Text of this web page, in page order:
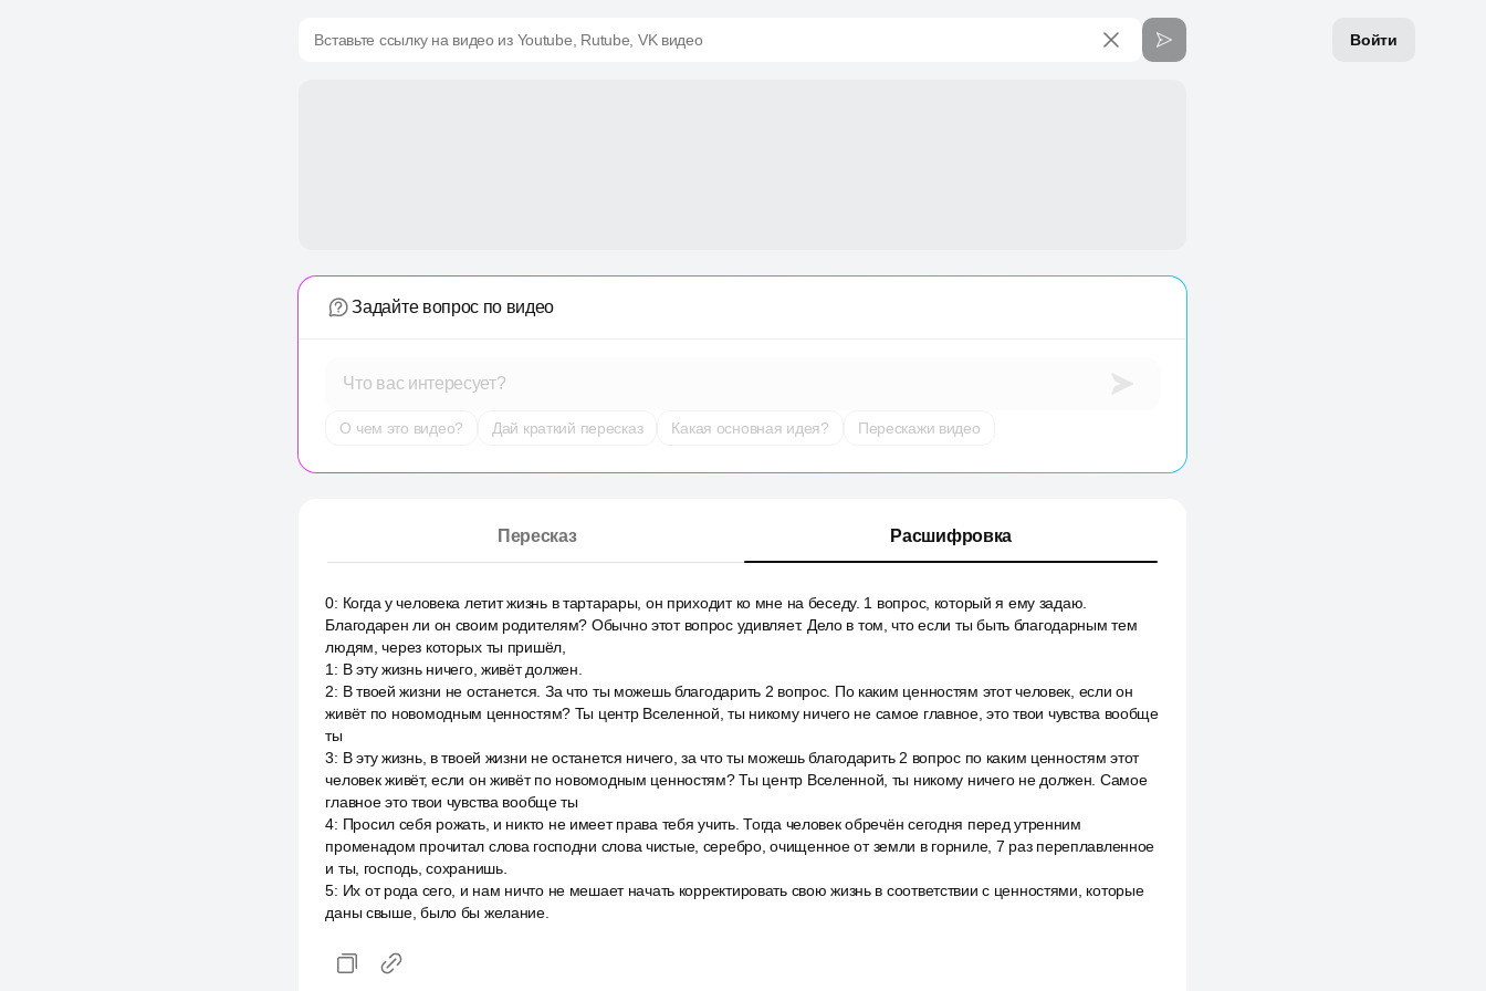
Войти
Вставьте ссылку на видео из Youtube, Rutube, VK видео
Задайте вопрос по видео
Что вас интересует?
О чем это видео? Дай краткий пересказ Какая основная идея? Перескажи видео
Пересказ Расшифровка
0: Когда у человека летит жизнь в тартарары, он приходит ко мне на беседу. 1 вопрос, который я ему задаю.
Благодарен ли он своим родителям? Обычно этот вопрос удивляет. Дело в том, что если ты быть благодарным тем
людям, через которых ты пришёл,
1 : В эту жизнь ничего, живёт должен.
2: В твоей жизни не останется. За что ты можешь благодарить 2 вопрос. По каким ценностям этот человек, если он
живёт по новомодным ценностям? Ты центр Вселенной, ты никому ничего не самое главное, это твои чувства вообще
ты
3: В эту жизнь, в твоей жизни не останется ничего, за что ты можешь благодарить 2 вопрос по каким ценностям этот
человек живёт, если он живёт по новомодным ценностям? Ты центр Вселенной, ты никому ничего не должен. Самое
главное это твои чувства вообще ты
4: Просил себя рожать, и никто не имеет права тебя учить. Тогда человек обречён сегодня перед утренним
променадом прочитал слова господни слова чистые, серебро, очищенное от земли в горниле, 7 раз переплавленное
и ты, господь, сохранишь.
5: Их от рода сего, и нам ничто не мешает начать корректировать свою жизнь в соответствии с ценностями, которые
даны свыше, было бы желание.